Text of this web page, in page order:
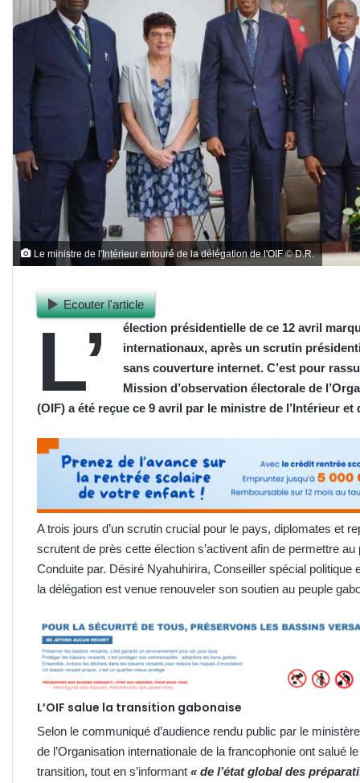
Le ministre de l'Intérieur entouré de la délégation de l'OIF © D.R.
Ecouter l'article
L’
élection présidentielle de ce 12 avril
internationaux, après un scrutin
sans couverture internet. C’est pour
Mission d’observation électorale de
(OIF) a été reçue ce 9 avril par le ministre de l’Intérieur
A trois jours d’un scrutin crucial pour le pays, diplomates et
scrutent de près cette élection s’activent afin de permettre
Conduite par. Désiré Nyahuhirira, Conseiller spécial politique
la délégation est venue renouveler son soutien au peuple
L’OIF salue la transition gabonaise
Selon le communiqué d’audience rendu public par le
de l’Organisation internationale de la francophonie ont salué
transition, tout en s’informant « de l’état global des